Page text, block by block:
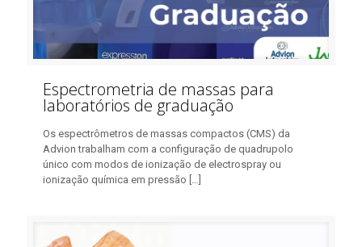
Espectrometria de massas para
laboratórios de graduação
Os espectrômetros de massas compactos (CMS) da
Advion trabalham com a configuração de quadrupolo
único com modos de ionização de electrospray ou
ionização química em pressão […]